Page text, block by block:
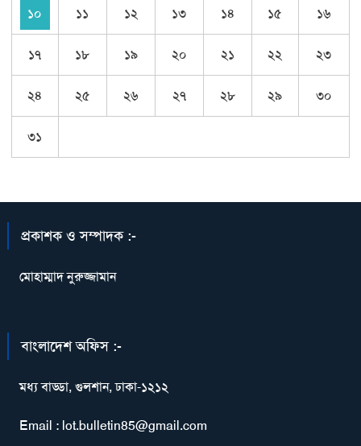
১০ ১১ ১২ ১৩ ১৪ ১৫ ১৬
১৭ ১৮ ১৯ ২০ ২১ ২২ ২৩
২৪ ২৫ ২৬ ২৭ ২৮ ২৯ ৩০
৩১
প্রকাশক ও সম্পাদক :-
মোহাম্মাদ নুরুজ্জামান
বাংলাদেশ অফিস :-
মধ্য বাড্ডা, গুলশান, ঢাকা-১২১২
Email : lot.bulletin85@gmail.com